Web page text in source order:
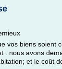
vos biens soient
: nous avons
et le coût